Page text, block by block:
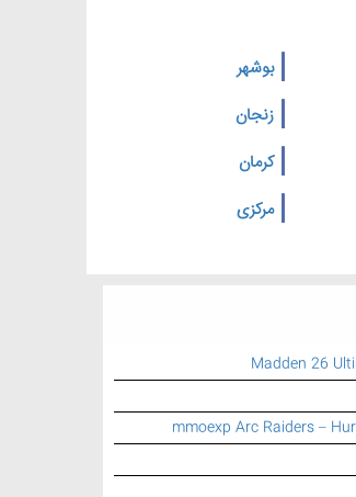
بوشهر
زنجان
کرمان
مرکزی
Madden 26
mmoexp Arc Raiders –